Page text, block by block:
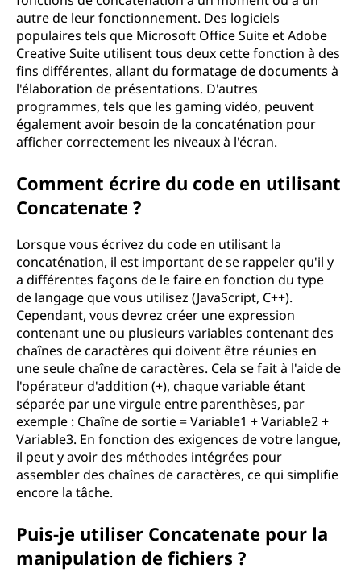
autre de leur fonctionnement. Des logiciels
populaires tels que Microsoft Office Suite et Adobe
Creative Suite utilisent tous deux cette fonction à des
fins différentes, allant du formatage de documents à
l'élaboration de présentations. D'autres
programmes, tels que les gaming vidéo, peuvent
également avoir besoin de la concaténation pour
afficher correctement les niveaux à l'écran.
Comment écrire du code en utilisant
Concatenate ?
Lorsque vous écrivez du code en utilisant la
concaténation, il est important de se rappeler qu'il y
a différentes façons de le faire en fonction du type
de langage que vous utilisez (JavaScript, C++).
Cependant, vous devrez créer une expression
contenant une ou plusieurs variables contenant des
chaînes de caractères qui doivent être réunies en
une seule chaîne de caractères. Cela se fait à l'aide de
l'opérateur d'addition (+), chaque variable étant
séparée par une virgule entre parenthèses, par
exemple : Chaîne de sortie = Variable1 + Variable2 +
Variable3. En fonction des exigences de votre langue,
il peut y avoir des méthodes intégrées pour
assembler des chaînes de caractères, ce qui simplifie
encore la tâche.
Puis-je utiliser Concatenate pour la
manipulation de fichiers ?